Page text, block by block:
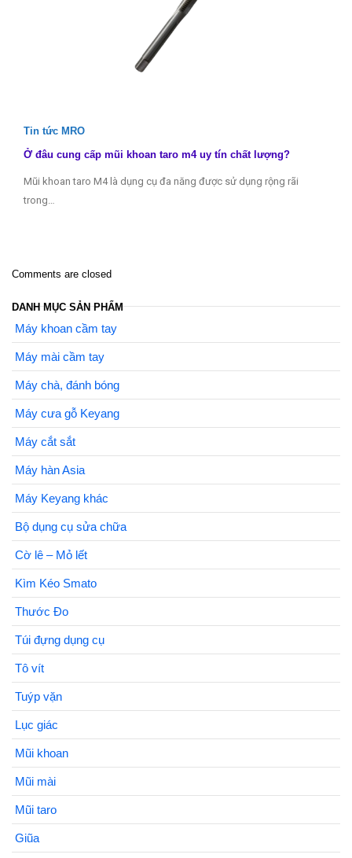
Tin tức MRO
Ở đâu cung cấp mũi khoan taro m4 uy tín chất lượng?
Mũi khoan taro M4 là dụng cụ đa năng được sử dụng rộng rãi
trong…
Comments are closed
DANH MỤC SẢN PHẨM
Máy khoan cầm tay
Máy mài cầm tay
Máy chà, đánh bóng
Máy cưa gỗ Keyang
Máy cắt sắt
Máy hàn Asia
Máy Keyang khác
Bộ dụng cụ sửa chữa
Cờ lê – Mỏ lết
Kìm Kéo Smato
Thước Đo
Túi đựng dụng cụ
Tô vít
Tuýp vặn
Lục giác
Mũi khoan
Mũi mài
Mũi taro
Giũa